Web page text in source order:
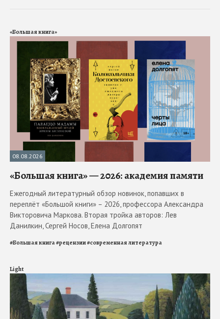
«Большая книга»
08.08.2026
«Большая книга» — 2026: академия памяти
Ежегодный литературный обзор новинок, попавших в
переплёт «Большой книги» – 2026, профессора Александра
Викторовича Маркова. Вторая тройка авторов: Лев
Данилкин, Сергей Носов, Елена Долгопят
#Большая книга#рецензии#современная литература
Light